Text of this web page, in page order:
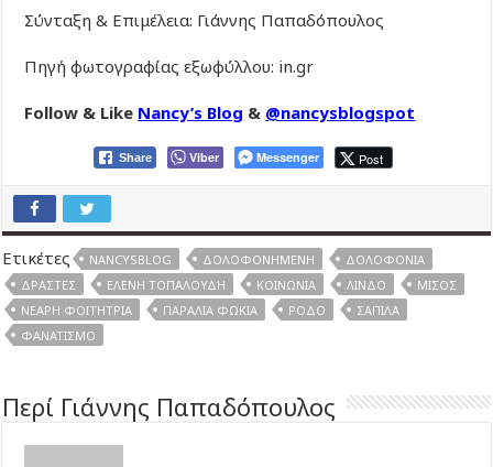
Σύνταξη & Επιμέλεια: Γιάννης Παπαδόπουλος
Πηγή φωτογραφίας εξωφύλλου: in.gr
Follow & Like Nancy’s Blog & @nancysblogspot
Share Viber Messenger Post
Ετικέτες NANCYSBLOG ΔΟΛΟΦΟΝΗΜΈΝΗ
ΔΟΛΟΦΟΝΊΑ
ΔΡΆΣΤΕΣ
ΕΛΈΝΗ ΤΟΠΑΛΟΎΔΗ ΚΟΙΝΩΝΊΑ ΛΊΝΔΟ
ΜΊΣΟΣ
ΝΕΑΡΉ ΦΟΙΤΉΤΡΙΑ
ΠΑΡΑΛΊΑ ΦΏΚΙΑ ΡΌΔΟ
ΣΑΠΊΛΑ
ΦΑΝΑΤΙΣΜΌ
Περί Γιάννης Παπαδόπουλος